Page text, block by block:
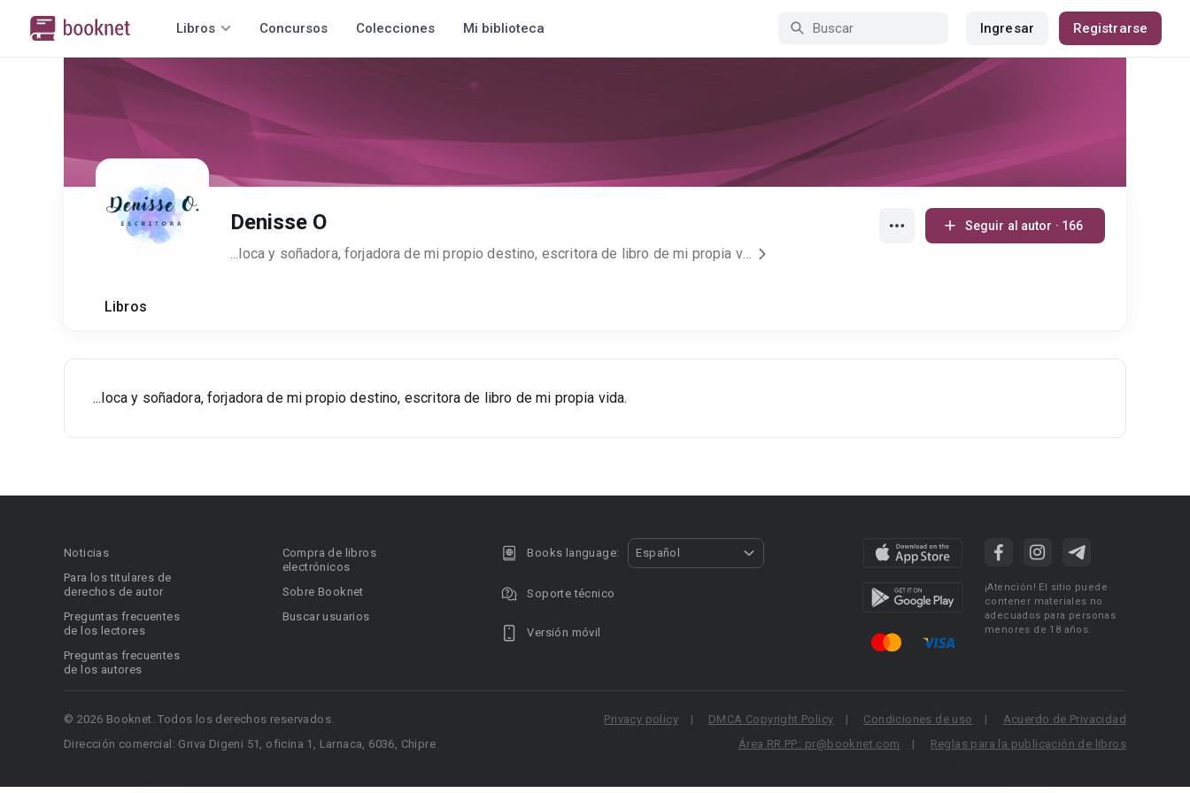
Libros Concursos Colecciones Mi biblioteca Ingresar Registrarse
Denisse O
...loca y soñadora, forjadora de mi propio destino, escritora de libro de mi propia vida.
Seguir al autor · 166
Libros
...loca y soñadora, forjadora de mi propio destino, escritora de libro de mi propia vida.
Noticias
Para los titulares de
derechos de autor
Preguntas frecuentes
de los lectores
Preguntas frecuentes
de los autores
Compra de libros
electrónicos
Sobre Booknet
Buscar usuarios
Books language: Español
Soporte técnico
Versión móvil
¡Atención! El sitio puede
contener materiales no
adecuados para personas
menores de 18 años.
© 2026 Booknet. Todos los derechos reservados.
Dirección comercial: Griva Digeni 51, oficina 1, Larnaca, 6036, Chipre
Privacy policy DMCA Copyright Policy Condiciones de uso
Acuerdo de Privacidad
Área RR.PP.: pr@booknet.com
Reglas para la publicación de libros